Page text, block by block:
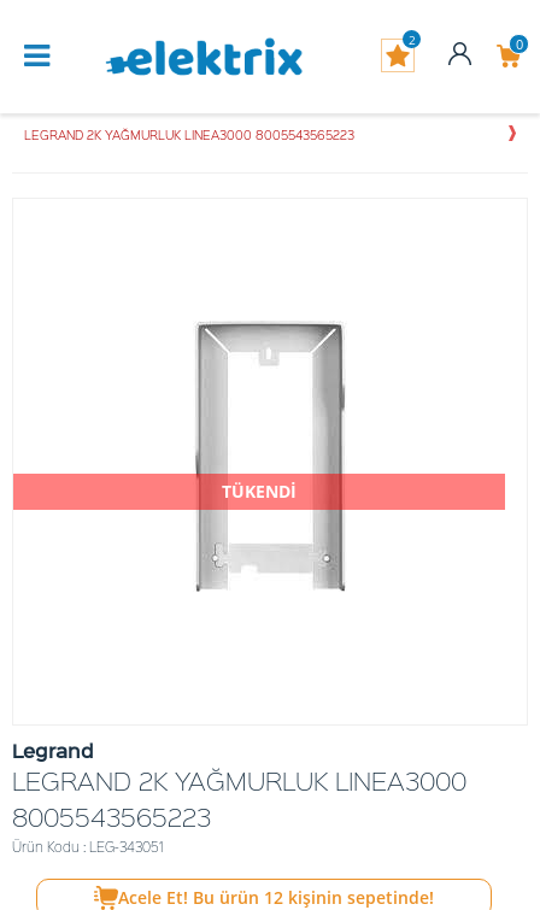
0
2
LEGRAND 2K YAĞMURLUK LINEA3000 8005543565223
TÜKENDİ
Legrand
LEGRAND 2K YAĞMURLUK LINEA3000
8005543565223
Ürün Kodu : LEG-343051
Acele Et! Bu ürün 12 kişinin sepetinde!